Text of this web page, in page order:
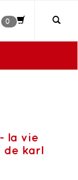
0
la vie
de karl